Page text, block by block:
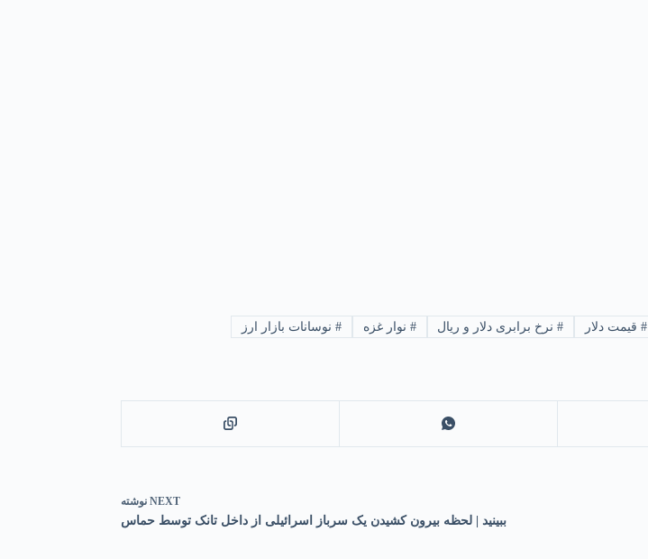
#قیمت دلار #نرخ برابری دلار و ریال # نوار غزه # نوسانات بازار ارز
NEXT نوشته
ببینید | لحظه بیرون کشیدن یک سرباز اسرائیلی از داخل تانک توسط حماس